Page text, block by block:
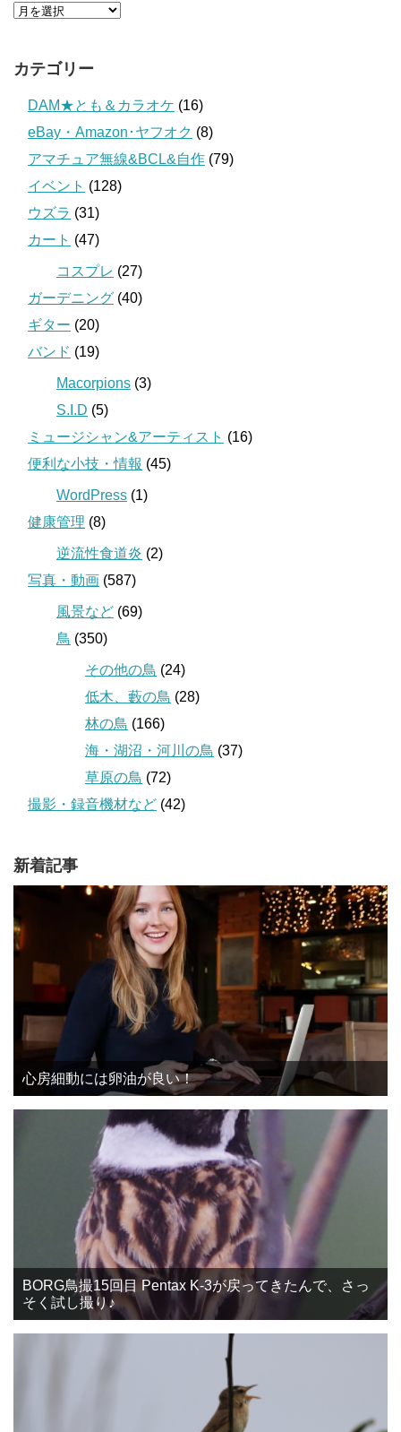
カテゴリー
DAM★とも＆カラオケ (16)
eBay・Amazon･ヤフオク (8)
アマチュア無線&BCL&自作 (79)
イベント (128)
ウズラ (31)
カート (47)
コスプレ (27)
ガーデニング (40)
ギター (20)
バンド (19)
Macorpions (3)
S.I.D (5)
ミュージシャン&アーティスト (16)
便利な小技・情報 (45)
WordPress (1)
健康管理 (8)
逆流性食道炎 (2)
写真・動画 (587)
風景など (69)
鳥 (350)
その他の鳥 (24)
低木、藪の鳥 (28)
林の鳥 (166)
海・湖沼・河川の鳥 (37)
草原の鳥 (72)
撮影・録音機材など (42)
新着記事
心房細動には卵油が良い！
BORG鳥撮15回目 Pentax K-3が戻ってきたんで、さっ
そく試し撮り♪